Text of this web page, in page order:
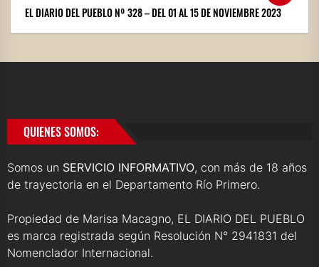
EL DIARIO DEL PUEBLO Nº 328 – DEL 01 AL 15 DE NOVIEMBRE 2023
QUIENES SOMOS:
Somos un SERVICIO INFORMATIVO, con más de 18 años
de trayectoria en el Departamento Río Primero.
Propiedad de Marisa Macagno, EL DIARIO DEL PUEBLO
es marca registrada según Resolución N° 2941831 del
Nomenclador Internacional.